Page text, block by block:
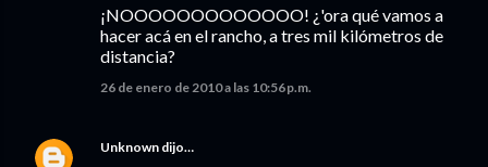
¡NOOOOOOOOOOOOO! ¿'ora qué vamos a
hacer acá en el rancho, a tres mil kilómetros de
distancia?
26 de enero de 2010 a las 10:56 p.m.
Unknown dijo…